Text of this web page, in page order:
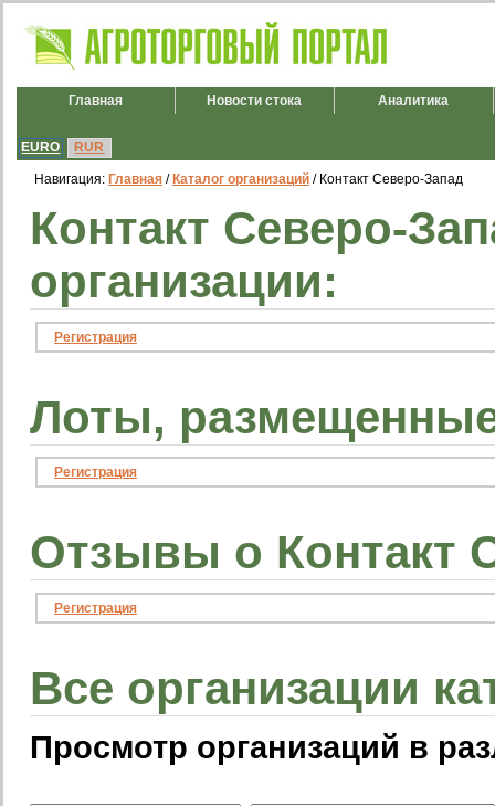
Главная Новости стока Аналитика
EURO RUR
Навигация: Главная / Каталог организаций / Контакт Северо-Запад
Контакт Северо-
организации:
Регистрация
Лоты,
Регистрация
Отзывы о Контакт
Регистрация
Все организации
Просмотр организаций в